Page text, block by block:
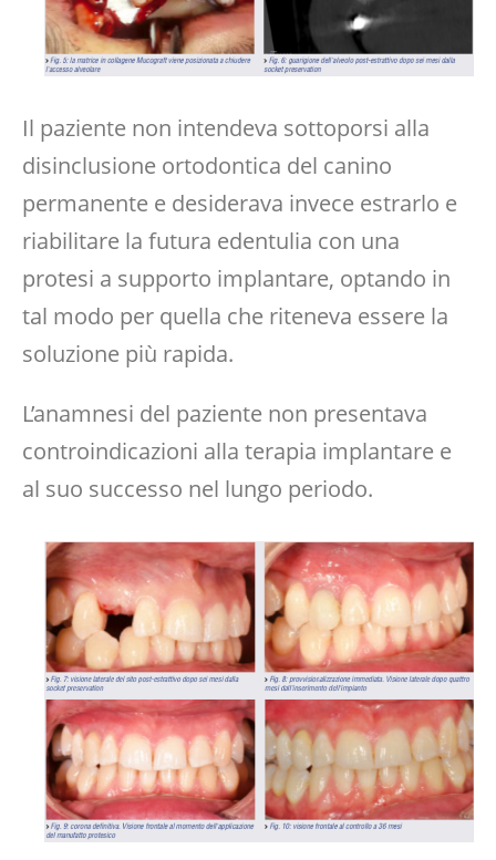
Il paziente non intendeva sottoporsi alla
disinclusione ortodontica del canino
permanente e desiderava invece estrarlo e
riabilitare la futura edentulia con una
protesi a supporto implantare, optando in
tal modo per quella che riteneva essere la
soluzione più rapida.
L’anamnesi del paziente non presentava
controindicazioni alla terapia implantare e
al suo successo nel lungo periodo.